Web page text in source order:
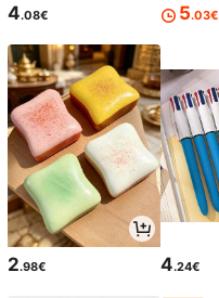
4.08€ 5.03€
2.98€ 4.24€